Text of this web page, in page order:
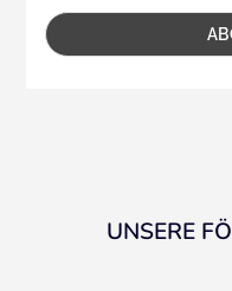
UNSERE